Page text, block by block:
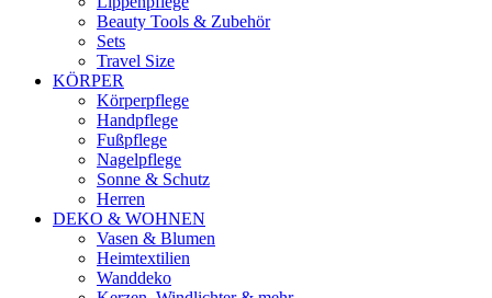
Beauty Tools & Zubehör
Sets
Travel Size
KÖRPER
Körperpflege
Handpflege
Fußpflege
Nagelpflege
Sonne & Schutz
Herren
DEKO & WOHNEN
Vasen & Blumen
Heimtextilien
Wanddeko